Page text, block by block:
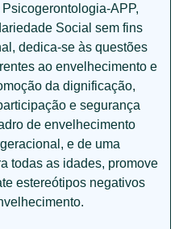
APP,
Social sem fins
dedica-se às questões
ao envelhecimento e
da dignificação,
e segurança
de envelhecimento
e de uma
todas as idades, promove
estereótipos negativos